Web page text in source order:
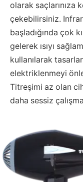
olarak saçlarınıza
çekebilirsiniz.
başladığında çok
gelerek ısıyı
kullanılarak
elektriklenmeyi
Titreşimi az olan
daha sessiz